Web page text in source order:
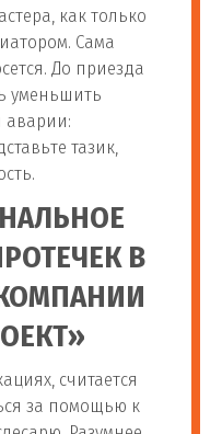
как только
Сама
До приезда
уменьшить
аварии:
тазик,
В
считается
за помощью к